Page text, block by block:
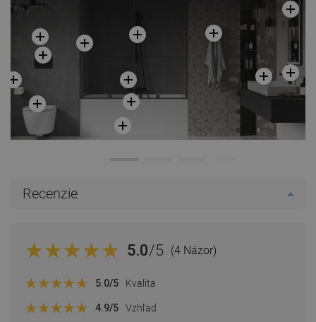
Recenzie
5.0/5 (4 Názor)
5.0/5 Kvalita
4.9/5 Vzhľad